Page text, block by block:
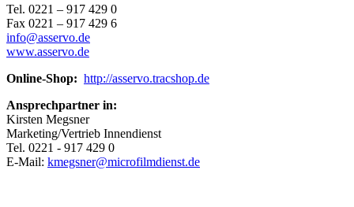
Tel. 0221 – 917 429 0
Fax 0221 – 917 429 6
info@asservo.de
www.asservo.de
Online-Shop: http://asservo.tracshop.de
Ansprechpartner in:
Kirsten Megsner
Marketing/Vertrieb Innendienst
Tel. 0221 - 917 429 0
E-Mail: kmegsner@microfilmdienst.de